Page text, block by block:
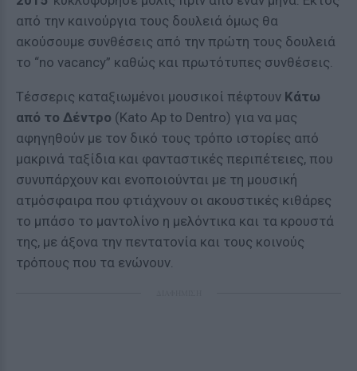
από την καινούργια τους δουλειά όμως θα
ακούσουμε συνθέσεις από την πρώτη τους δουλειά
το “no vacancy” καθώς και πρωτότυπες συνθέσεις.
Τέσσερις καταξιωμένοι μουσικοί πέφτουν Κάτω
από το Δέντρο (Kato Ap to Dentro) για να μας
αφηγηθούν με τον δικό τους τρόπο ιστορίες από
μακρινά ταξίδια και φανταστικές περιπέτειες, που
συνυπάρχουν και ενοποιούνται με τη μουσική
ατμόσφαιρα που φτιάχνουν οι ακουστικές κιθάρες
το μπάσο το μαντολίνο η μελόντικα και τα κρουστά
της, με άξονα την πεντατονία και τους κοινούς
τρόπους που τα ενώνουν.